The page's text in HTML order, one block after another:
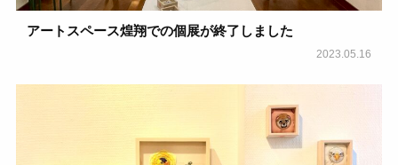
アートスペース煌翔での個展が終了しました
2023.05.16